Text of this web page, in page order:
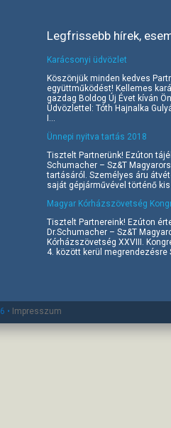
Legfrissebb hírek,
Karácsonyi üdvözlet
Köszönjük minden kedves
együttműködést! Kellemes
gazdag Boldog Új Évet kíván
Üdvözlettel: Tóth Hajnalka
I...
Ünnepi nyitva tartás 2018
Tisztelt Partnerünk! Ezúton
Schumacher – Sz&T
tartásáról. Személyes áru
saját gépjárművével történő
Magyar Kórházszövetség
Tisztelt Partnereink! Ezúton
Dr.Schumacher – Sz&T
Kórházszövetség XXVIII.
4. között kerül megrendezésre
• Impresszum